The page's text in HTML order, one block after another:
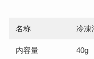
名称 冷凍
内容量 40g